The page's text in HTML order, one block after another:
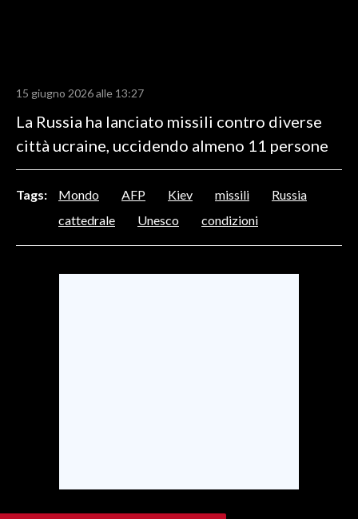
CALCIO
EVENTI
15 giugno 2026 alle 13:27
La Russia ha lanciato missili contro diverse
città ucraine, uccidendo almeno 11 persone
Tags: Mondo AFP Kiev missili
Russia
cattedrale
Unesco condizioni